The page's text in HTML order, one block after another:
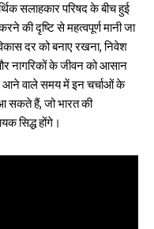
सलाहकार परिषद के बीच हुई
की दृष्टि से महत्वपूर्ण मानी जा
दर को बनाए रखना, निवेश
नागरिकों के जीवन को आसान
आने वाले समय में इन चर्चाओं के
सकते हैं, जो भारत की
सिद्ध होंगे।